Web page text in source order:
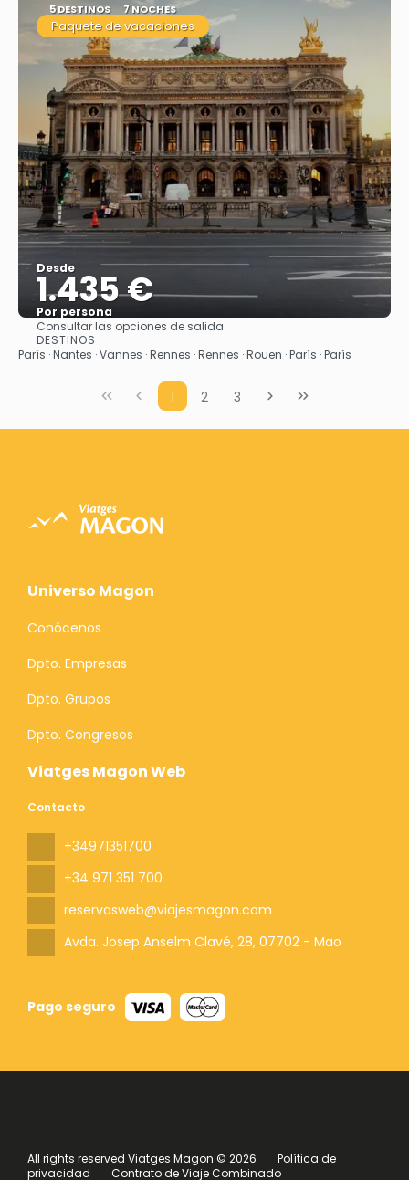
5 DESTINOS 7 NOCHES
Paquete de vacaciones
Desde
1.435 €
Por persona
Ver
Consultar las opciones de salida
DESTINOS
París · Nantes · Vannes · Rennes · Rennes · Rouen · París · París
1 2 3
Viatges Magon Web
Contacto
+34971351700
+34 971 351 700
reservasweb@viajesmagon.com
Avda. Josep Anselm Clavé, 28, 07702 - Mao
Pago seguro
Universo Magon
Conócenos
Dpto. Empresas
Dpto. Grupos
Dpto. Congresos
All rights reserved Viatges Magon © 2026
Política de
privacidad
Contrato de Viaje Combinado